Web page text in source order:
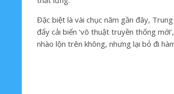
Đặc biệt là vài chục năm gần đây,
đẩy cải biến ‘võ thuật truyền thống
nhào lộn trên không, nhưng lại bỏ đi